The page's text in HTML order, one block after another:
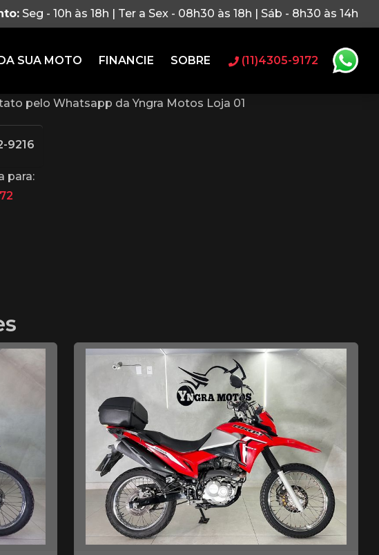
Seg - 10h às 18h | Ter a Sex - 08h30 às 18h | Sáb - 8h30 às 14h
SUA MOTO FINANCIE SOBRE (11)4305-9172
pelo Whatsapp da Yngra Motos Loja 01
9216
para: